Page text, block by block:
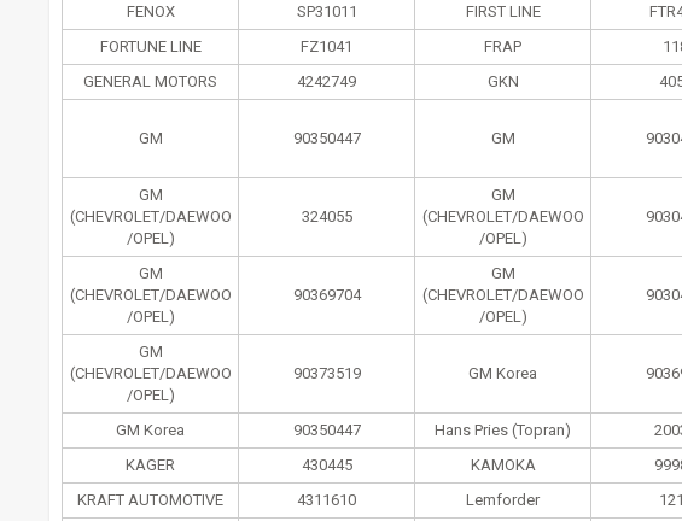
FENOX
SP31011 FIRST LINE
FORTUNE LINE
FZ1041 FRAP
GENERAL MOTORS
4242749 GKN
GM 90350447 GM
GM
(CHEVROLET/DAEWOO
/OPEL)
324055
GM
(CHEVROLET/DAEWOO
/OPEL)
GM
(CHEVROLET/DAEWOO
/OPEL)
90369704
GM
(CHEVROLET/DAEWOO
/OPEL)
GM
(CHEVROLET/DAEWOO
/OPEL)
90373519 GM Korea
GM Korea 90350447 Hans Pries (Topran)
KAGER
430445 KAMOKA
KRAFT AUTOMOTIVE
4311610 Lemforder